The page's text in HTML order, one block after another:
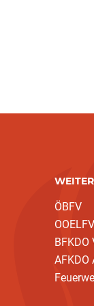
ÖBFV
OOELFV
AFKDO